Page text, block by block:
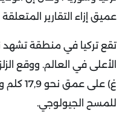
عميق إزاء التقارير المتعلقة
تقع تركيا في منطقة تشهد
الأعلى في العالم.
غ) على
للمسح الجيولوجي.